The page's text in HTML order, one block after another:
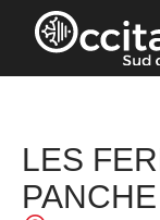
Panneau de
LES